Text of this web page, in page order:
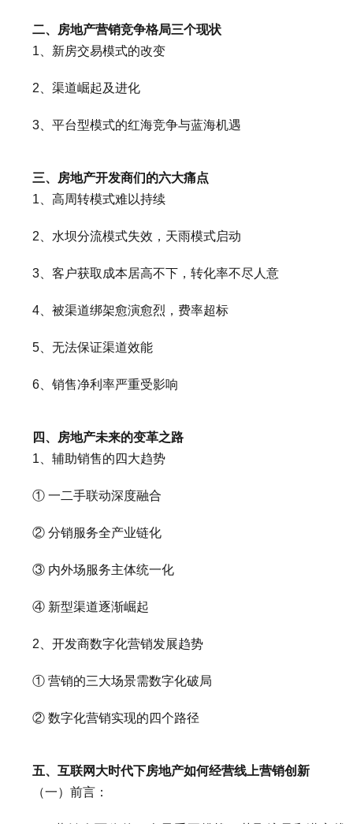
二、房地产营销竞争格局三个现状
1、新房交易模式的改变
2、渠道崛起及进化
3、平台型模式的红海竞争与蓝海机遇
三、房地产开发商们的六大痛点
1、高周转模式难以持续
2、水坝分流模式失效，天雨模式启动
3、客户获取成本居高不下，转化率不尽人意
4、被渠道绑架愈演愈烈，费率超标
5、无法保证渠道效能
6、销售净利率严重受影响
四、房地产未来的变革之路
1、辅助销售的四大趋势
① 一二手联动深度融合
② 分销服务全产业链化
③ 内外场服务主体统一化
④ 新型渠道逐渐崛起
2、开发商数字化营销发展趋势
① 营销的三大场景需数字化破局
② 数字化营销实现的四个路径
五、互联网大时代下房地产如何经营线上营销创新
（一）前言：